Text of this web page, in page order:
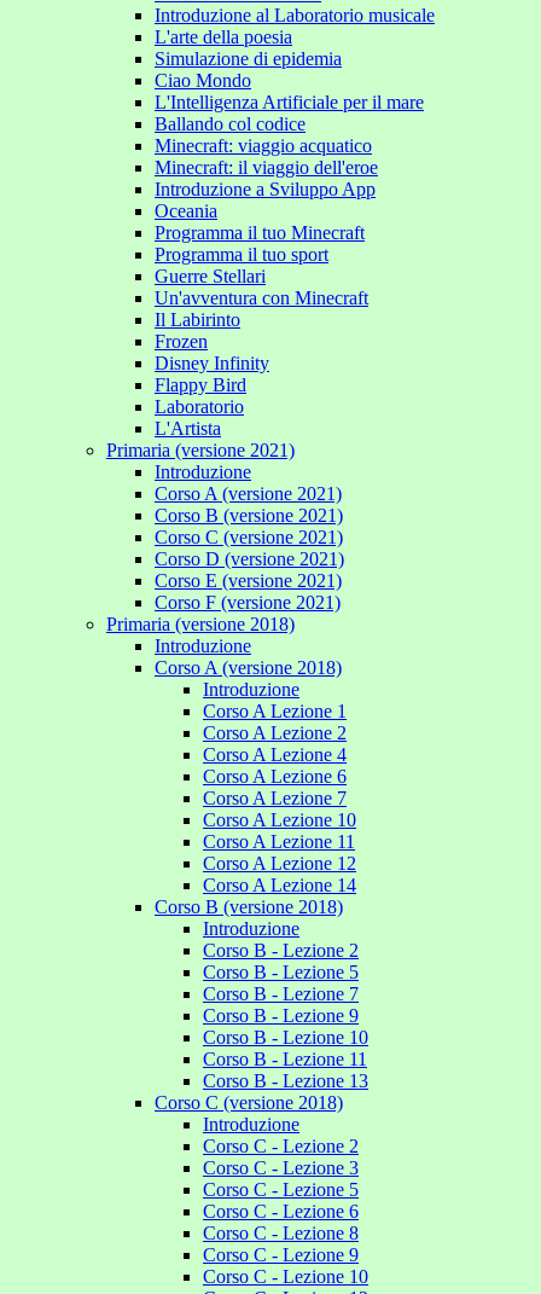
Introduzione al Laboratorio musicale
L'arte della poesia
Simulazione di epidemia
Ciao Mondo
L'Intelligenza Artificiale per il mare
Ballando col codice
Minecraft: viaggio acquatico
Minecraft: il viaggio dell'eroe
Introduzione a Sviluppo App
Oceania
Programma il tuo Minecraft
Programma il tuo sport
Guerre Stellari
Un'avventura con Minecraft
Il Labirinto
Frozen
Disney Infinity
Flappy Bird
Laboratorio
L'Artista
Primaria (versione 2021)
Introduzione
Corso A (versione 2021)
Corso B (versione 2021)
Corso C (versione 2021)
Corso D (versione 2021)
Corso E (versione 2021)
Corso F (versione 2021)
Primaria (versione 2018)
Introduzione
Corso A (versione 2018)
Introduzione
Corso A Lezione 1
Corso A Lezione 2
Corso A Lezione 4
Corso A Lezione 6
Corso A Lezione 7
Corso A Lezione 10
Corso A Lezione 11
Corso A Lezione 12
Corso A Lezione 14
Corso B (versione 2018)
Introduzione
Corso B - Lezione 2
Corso B - Lezione 5
Corso B - Lezione 7
Corso B - Lezione 9
Corso B - Lezione 10
Corso B - Lezione 11
Corso B - Lezione 13
Corso C (versione 2018)
Introduzione
Corso C - Lezione 2
Corso C - Lezione 3
Corso C - Lezione 5
Corso C - Lezione 6
Corso C - Lezione 8
Corso C - Lezione 9
Corso C - Lezione 10